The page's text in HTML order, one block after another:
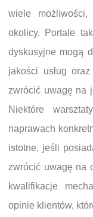
wiele
okolicy. Portale
dyskusyjne mogą
jakości usług
zwrócić uwagę na
Niektóre
naprawach
istotne, jeśli
zwrócić uwagę na
kwalifikacje
opinie klientów,